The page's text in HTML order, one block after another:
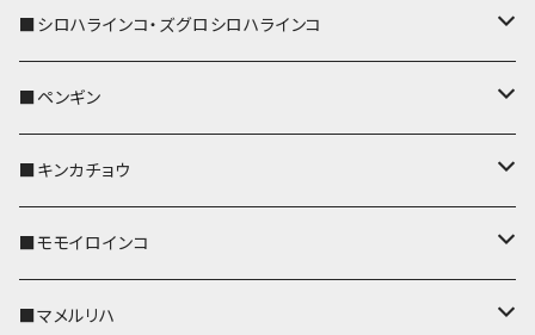
名刺入れ・カードケース
コインケース
メガネケース
ポシェット・バッグ
帆布・デニム
Apple Watchバンド
ストラップ付
名刺入れ・カードケース
メガネケース
IDカードホルダー
ポシェット・バッグ
帆布・デニム
ポーチ
リール付きストラップ
リールのみ
ストラップ付
キーケース
名刺入れ・カードケース
ポシェット・バッグ
帆布・デニム
ポーチ
リール付きストラップ
リールのみ
ストラップ付
メガネケース
コインケース
IDカードホルダー
ポーチ
パスケース
リール付きストラップ
リールのみ
ストラップ付
IDカードホルダー
メガネケース
コインケース
キーホルダー
パスケース
IDカードホルダー
リール付きストラップ
リールのみ
キーケース
キーカバー
キーホルダー
リール付きストラップ
リールのみ
ストラップ付
レザートレイ
パスケース
■シロハラインコ・ズグロシロハラインコ
キーカバー
キーホルダー
リール付きストラップ
リールのみ
パスケース
■ペンギン
キーカバー
キーホルダー
パスケース
■キンカチョウ
キーカバー
AppleWatchバンド
■モモイロインコ
キーカバー
■マメルリハ